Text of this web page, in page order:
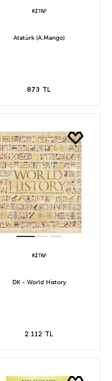
Atatürk (A.Mango)
873 TL
DK - World History
2.112 TL